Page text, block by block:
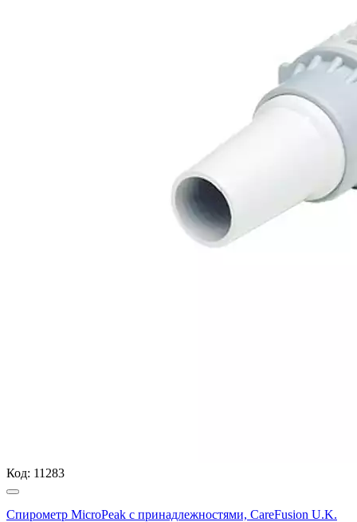
Код: 11283
Спирометр MicroPeak с принадлежностями, CareFusion U.K.